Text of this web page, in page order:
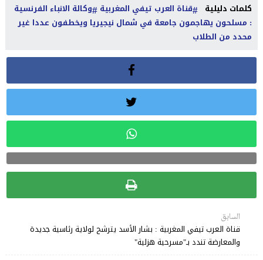
كلمات دليلية
قناة العرب تيفي المغربية وكالة الانباء الفرنسية
: مسلحون يهاجمون جامعة في شمال نيجيريا ويخطفون عددا غير
محدد من الطلاب
السابق
قناة العرب تيفي المغربية : بشار الأسد يترشح لولاية رئاسية جديدة
والمعارضة تندد بـ"مسرحية هزلية"